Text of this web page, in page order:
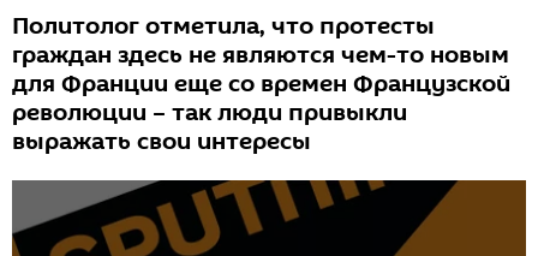
Политолог отметила, что протесты
граждан здесь не являются чем-то новым
для Франции еще со времен Французской
революции – так люди привыкли
выражать свои интересы